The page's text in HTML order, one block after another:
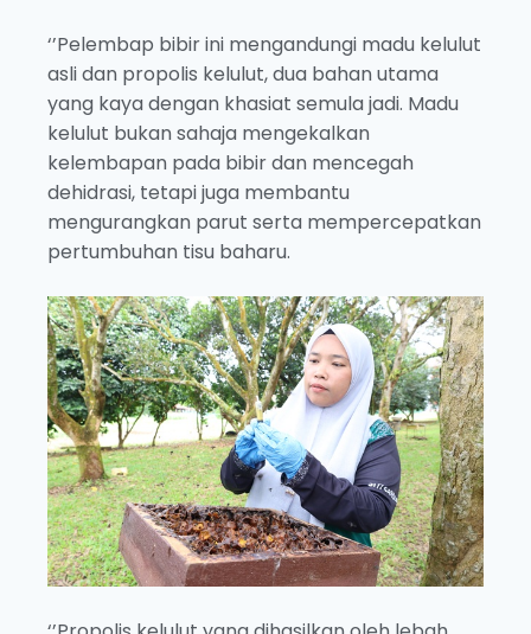
‘’Pelembap bibir ini mengandungi madu kelulut
asli dan propolis kelulut, dua bahan utama
yang kaya dengan khasiat semula jadi. Madu
kelulut bukan sahaja mengekalkan
kelembapan pada bibir dan mencegah
dehidrasi, tetapi juga membantu
mengurangkan parut serta mempercepatkan
pertumbuhan tisu baharu.